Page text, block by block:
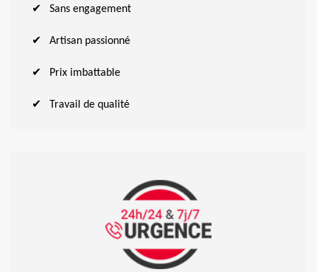
Sans engagement
Artisan passionné
Prix imbattable
Travail de qualité